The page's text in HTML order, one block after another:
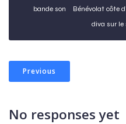
bande son Bénévolat côte
diva sur le
Previous
No responses yet